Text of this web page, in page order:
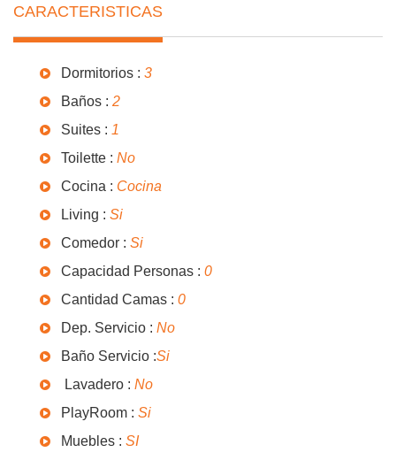
CARACTERISTICAS
Dormitorios : 3
Baños : 2
Suites : 1
Toilette : No
Cocina : Cocina
Living : Si
Comedor : Si
Capacidad Personas : 0
Cantidad Camas : 0
Dep. Servicio : No
Baño Servicio :Si
Lavadero : No
PlayRoom : Si
Muebles : SI